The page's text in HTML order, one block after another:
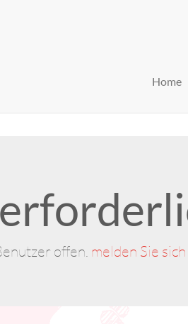
Home
offen. melden Sie sich